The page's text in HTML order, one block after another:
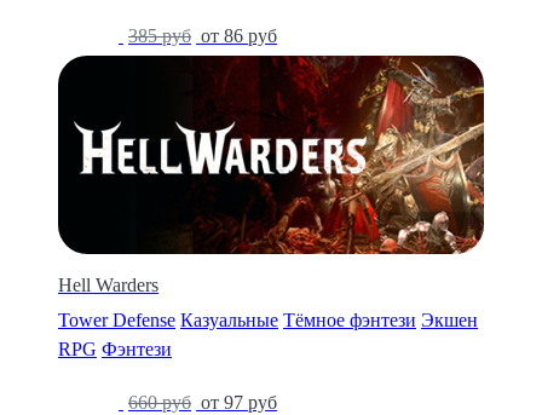
385 руб от 86 руб
Hell Warders
Tower Defense Казуальные Тёмное фэнтези Экшен
RPG Фэнтези
660 руб от 97 руб